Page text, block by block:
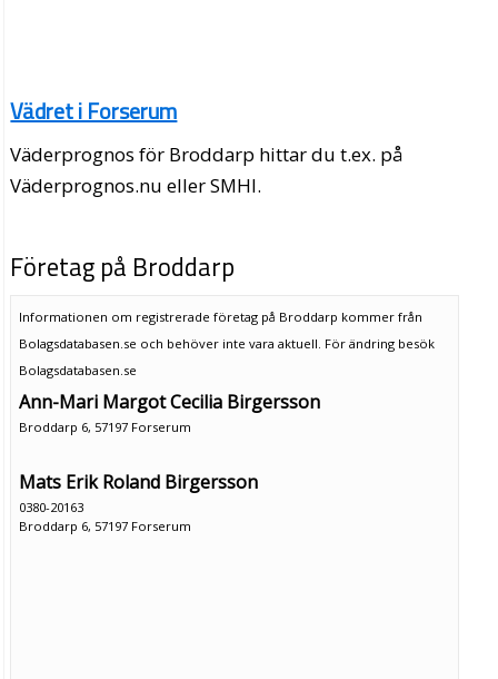
Vädret i Forserum
Väderprognos för Broddarp hittar du t.ex. på
Väderprognos.nu eller SMHI.
Företag på Broddarp
Informationen om registrerade företag på Broddarp kommer från
Bolagsdatabasen.se och behöver inte vara aktuell. För ändring besök
Bolagsdatabasen.se
Ann-Mari Margot Cecilia Birgersson
Broddarp 6, 57197 Forserum
Mats Erik Roland Birgersson
0380-20163
Broddarp 6, 57197 Forserum